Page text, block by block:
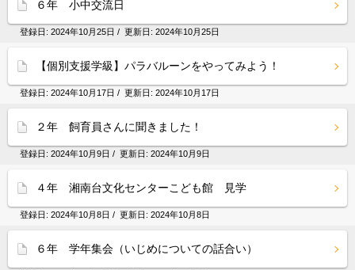
６年 小中交流日
登録日: 2024年10月25日 / 更新日: 2024年10月25日
【個別支援学級】パラバルーンをやってみよう！
登録日: 2024年10月17日 / 更新日: 2024年10月17日
２年 飼育員さんに聞きました！
登録日: 2024年10月9日 / 更新日: 2024年10月9日
４年 湘南台文化センターこども館 見学
登録日: 2024年10月8日 / 更新日: 2024年10月8日
６年 学年集会（いじめについての話合い）